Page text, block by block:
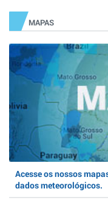
MAPAS
Acesse os nossos
dados meteorológicos.